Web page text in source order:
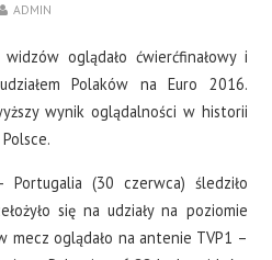
ADMIN
oglądało ćwierćfinałowy i
Polaków na Euro 2016.
wynik oglądalności w historii
Portugalia (30 czerwca) śledziło
się na udziały na poziomie
mecz oglądało na antenie TVP1 –